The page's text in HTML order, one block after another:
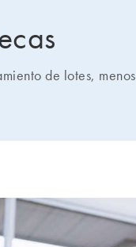
de lotes, menos